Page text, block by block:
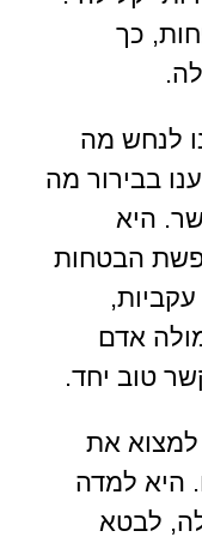
כך
לנחש מה
בבירור מה
היא
הבטחות
אדם
טוב יחד.
את
היא למדה
לבטא